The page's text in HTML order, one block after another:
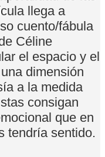
llega a
cuento/fábula
Céline
el espacio y el
dimensión
a la medida
consigan
que en
tendría sentido.